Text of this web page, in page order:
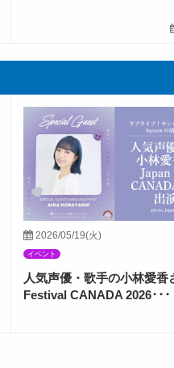
2026/05/19(火)
イベント
人気声優・歌手の小林愛香
Festival CANADA 2026･･･